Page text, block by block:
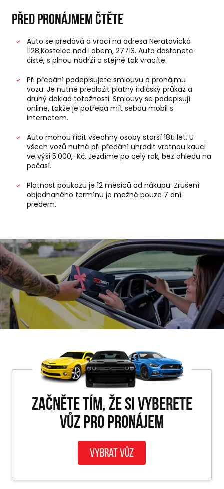
Před pronájmem čtěte
Auto se předává a vrací na adresa Neratovická
1128,Kostelec nad Labem, 27713. Auto dostanete
čisté, s plnou nádrží a stejně tak vracíte.
Při předání podepisujete smlouvu o pronájmu
vozu. Je nutné předložit platný řidičský průkaz a
druhý doklad totožnosti. Smlouvy se podepisují
online, takže je potřeba mít sebou mobil s
internetem.
Auto mohou řídit všechny osoby starší 18ti let. U
všech vozů nutné při předání uhradit vratnou kauci
ve výši 5.000,-Kč. Jezdíme po celý rok, bez ohledu na
počasí.
Platnost poukazu je 12 měsíců od nákupu. Zrušení
objednaného termínu je možné pouze 7 dní
předem.
Začněte tím, že si vyberete
vůz pro PRONÁJEM
Vybrat vůz